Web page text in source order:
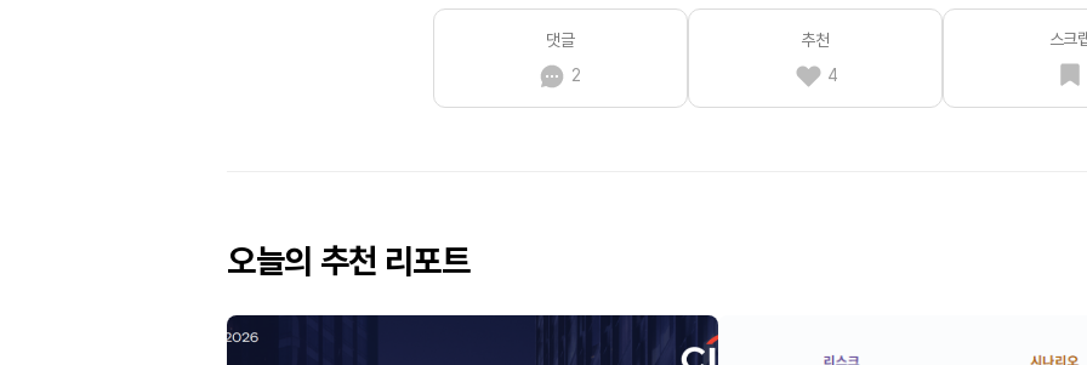
댓글
2
추천
4
스크
오늘의 추천 리포트